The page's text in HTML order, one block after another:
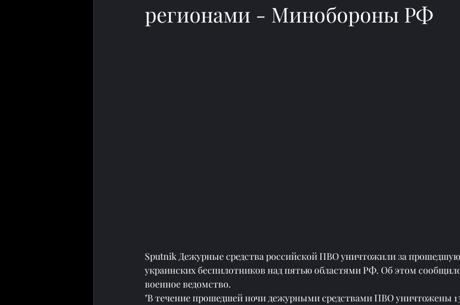
регионами - Минобороны РФ
Sputnik Дежурные средства российской ПВО уничтожили за прошедшую
украинских беспилотников над пятью областями РФ. Об этом
военное ведомство.
"В течение прошедшей ночи дежурными средствами ПВО уничтожены